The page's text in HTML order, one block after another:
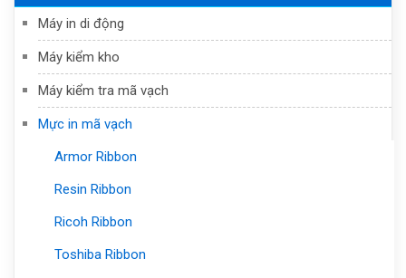
Máy in di động
Máy kiểm kho
Máy kiểm tra mã vạch
Mực in mã vạch
Armor Ribbon
Resin Ribbon
Ricoh Ribbon
Toshiba Ribbon